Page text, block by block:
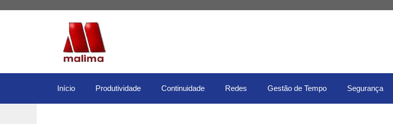
Início Produtividade Continuidade Redes Gestão de Tempo Segurança